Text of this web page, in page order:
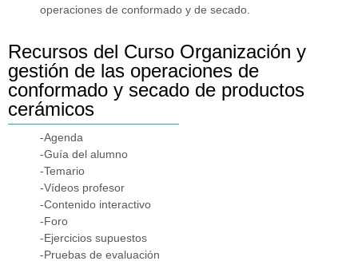
operaciones de conformado y de secado.
Recursos del Curso Organización y
gestión de las operaciones de
conformado y secado de productos
cerámicos
-Agenda
-Guía del alumno
-Temario
-Vídeos profesor
-Contenido interactivo
-Foro
-Ejercicios supuestos
-Pruebas de evaluación